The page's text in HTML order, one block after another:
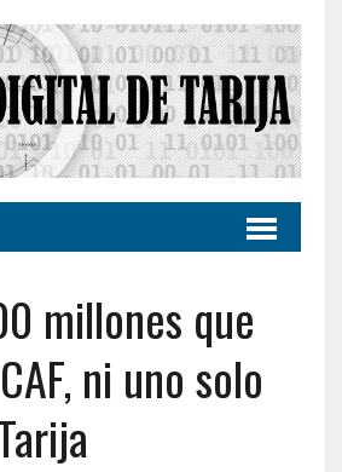
millones que
ni uno solo